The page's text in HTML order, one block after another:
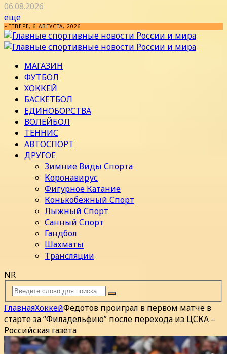
06.08.2026
еще
ЧЕТВЕРГ, 6 АВГУСТА, 2026
МАГАЗИН
ФУТБОЛ
ХОККЕЙ
БАСКЕТБОЛ
ЕДИНОБОРСТВА
ВОЛЕЙБОЛ
ТЕННИС
АВТОСПОРТ
ДРУГОЕ
Зимние Виды Спорта
Коронавирус
Фигурное Катание
Конькобежный Спорт
Лыжный Спорт
Санный Спорт
Гандбол
Шахматы
Трансляции
NR
ГлавнаяХоккейФедотов проиграл в первом матче в
старте за “Филадельфию” после перехода из ЦСКА –
Российская газета